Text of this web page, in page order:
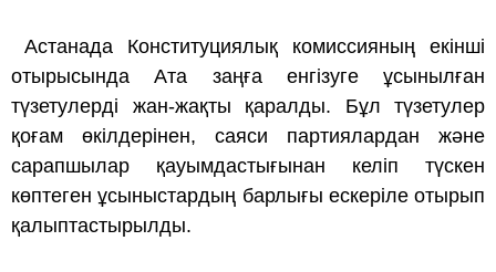
Астанада Конституциялық комиссияның екінші
отырысында Ата заңға енгізуге ұсынылған
түзетулерді жан-жақты қаралды. Бұл түзетулер
қоғам өкілдерінен, саяси партиялардан және
сарапшылар қауымдастығынан келіп түскен
көптеген ұсыныстардың барлығы ескеріле отырып
қалыптастырылды.